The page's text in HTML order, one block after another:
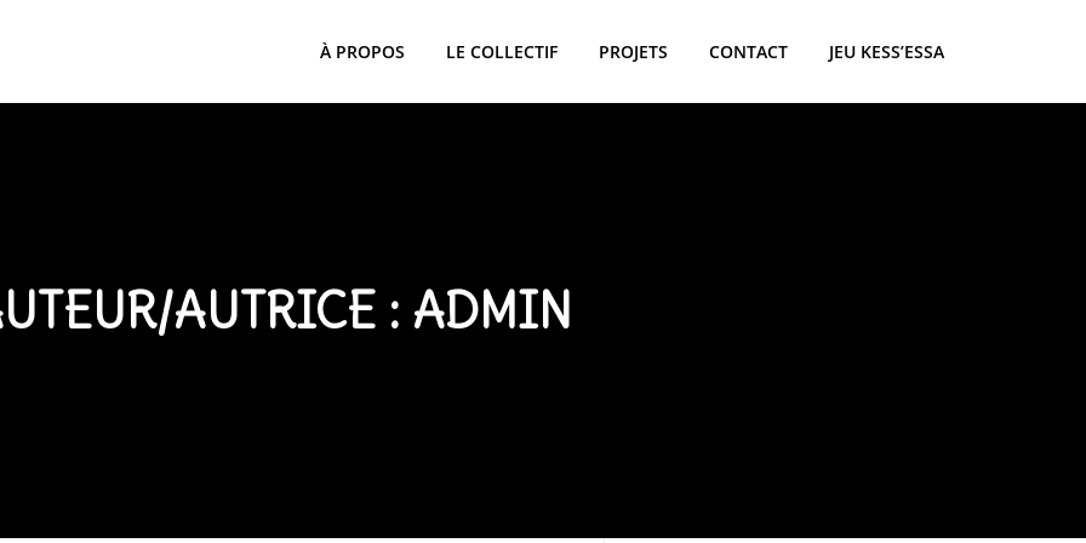
À PROPOS LE COLLECTIF PROJETS CONTACT JEU KESS’ESSA
AUTRICE : ADMIN